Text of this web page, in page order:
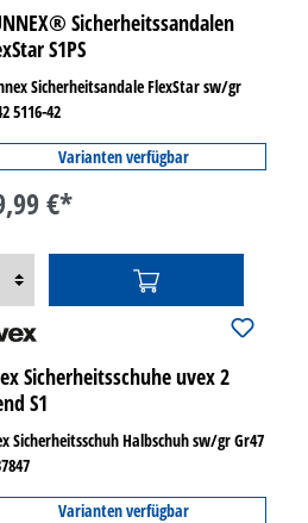
Sicherheitssandalen
S1PS
Sicherheitsandale FlexStar sw/gr
5116-42
Varianten verfügbar
€*
Sicherheitsschuhe uvex 2
S1
Sicherheitsschuh Halbschuh sw/gr Gr47
Varianten verfügbar